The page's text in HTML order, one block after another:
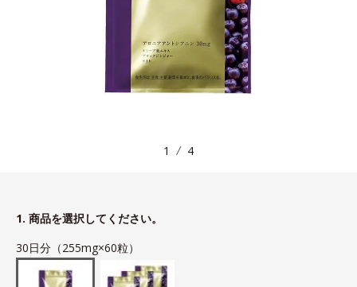
1 4
1. 商品を選択してください。
30日分（255mg×60粒）